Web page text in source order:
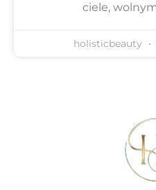
ciele,
holisticbeauty